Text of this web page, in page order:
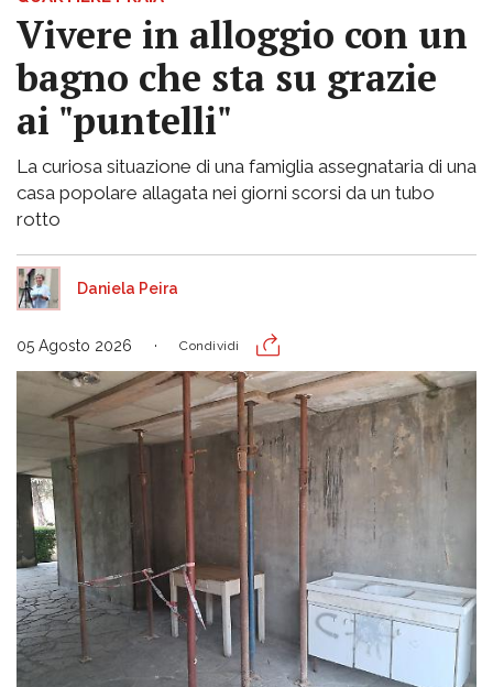
Vivere in alloggio con un
bagno che sta su grazie
ai "puntelli"
La curiosa situazione di una famiglia assegnataria di una
casa popolare allagata nei giorni scorsi da un tubo
rotto
Daniela Peira
05 Agosto 2026 Condividi